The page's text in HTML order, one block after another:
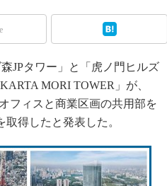
JPタワー」と「虎ノ門ヒルズ
MORI TOWER」が、
フィスと商業区画の共用部を
得したと発表した。